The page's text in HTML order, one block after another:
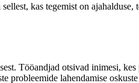
kas tegemist on
Tööandjad otsivad inimesi,
probleemide lahendamise